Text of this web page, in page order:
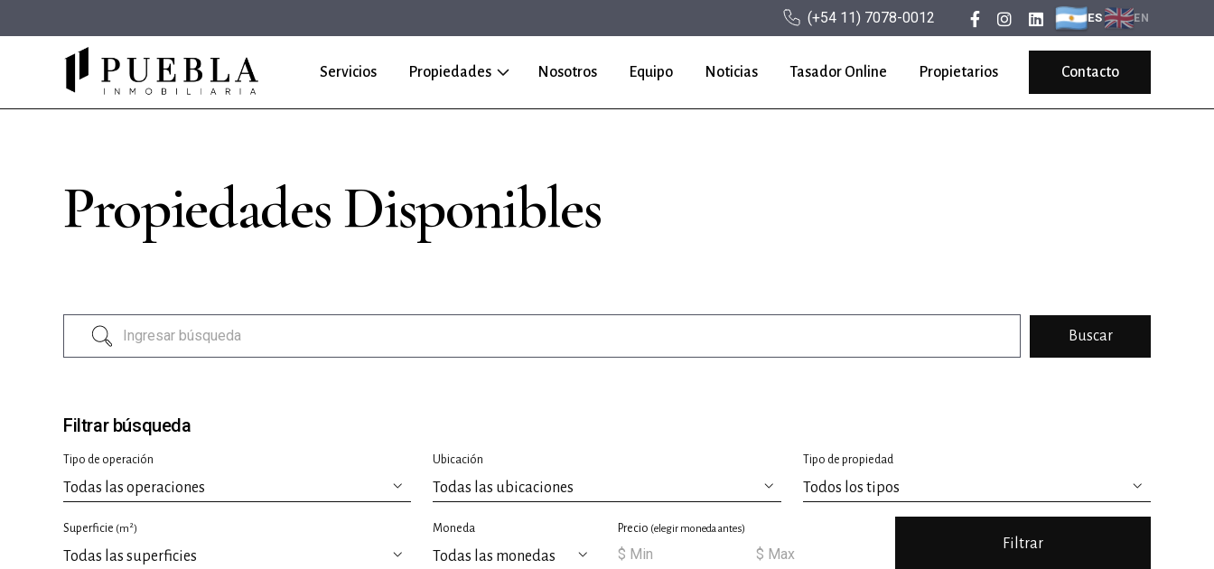
(+54 11) 7078-0012 ES EN
Servicios Propiedades Nosotros Equipo Noticias Tasador Online Propietarios Contacto
Propiedades Disponibles
Filtrar búsqueda
Tipo de operación Ubicación Tipo de propiedad
Superficie (m 2) Moneda Precio (elegir moneda antes)